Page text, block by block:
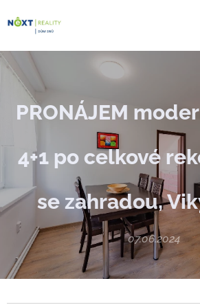
PRONÁJEM
4+1 po celkové
se zahradou,
07.06.2024